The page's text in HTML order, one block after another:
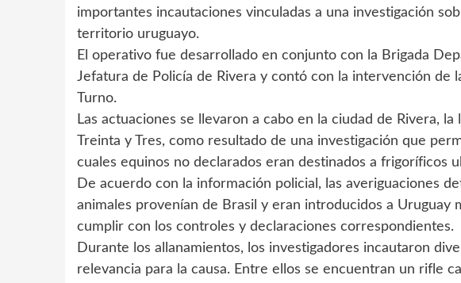
importantes incautaciones vinculadas a una investigación
territorio uruguayo.
El operativo fue desarrollado en conjunto con la Brigada
Jefatura de Policía de Rivera y contó con la intervención de
Turno.
Las actuaciones se llevaron a cabo en la ciudad de Rivera,
Treinta y Tres, como resultado de una investigación que
cuales equinos no declarados eran destinados a frigoríficos
De acuerdo con la información policial, las averiguaciones
animales provenían de Brasil y eran introducidos a Uruguay
cumplir con los controles y declaraciones correspondientes.
Durante los allanamientos, los investigadores incautaron
relevancia para la causa. Entre ellos se encuentran un rifle